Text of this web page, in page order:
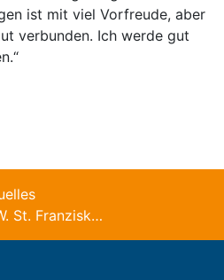
ist mit viel Vorfreude, aber
verbunden. Ich werde gut
Stabwechsel am B.B.W. St. Franziskus Abensberg